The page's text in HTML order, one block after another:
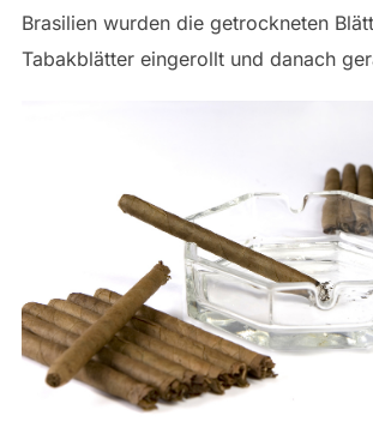
Brasilien wurden die getrockneten
Tabakblätter eingerollt und danach